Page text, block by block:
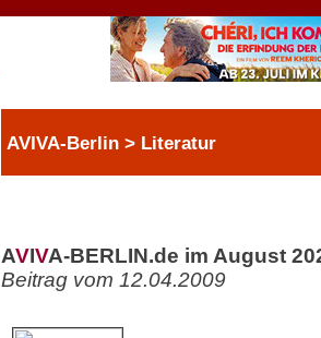
AVIVA-Berlin > Literatur
AVIVA-BERLIN.de im August
Beitrag vom 12.04.2009